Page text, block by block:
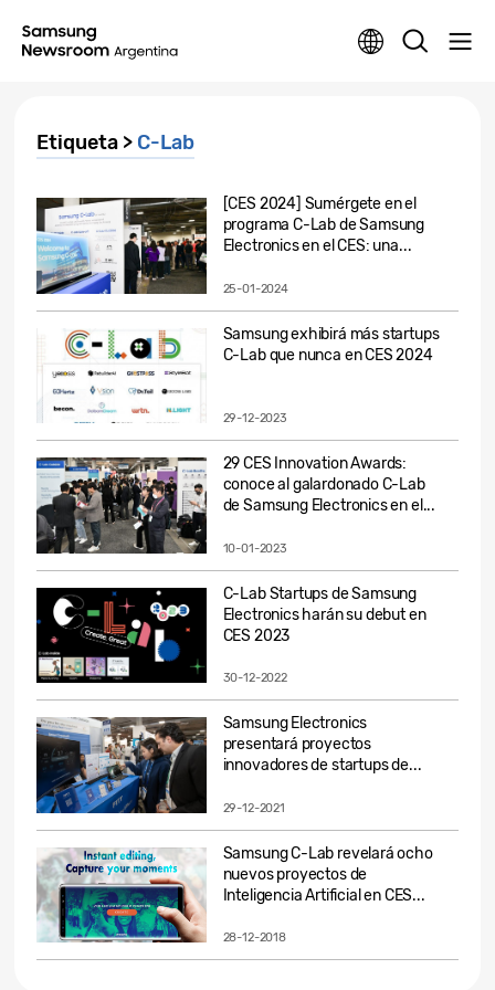
Etiqueta > C-Lab
[CES 2024] Sumérgete en el
programa C-Lab de Samsung
Electronics en el CES: una...
25-01-2024
Samsung exhibirá más startups
C-Lab que nunca en CES 2024
29-12-2023
29 CES Innovation Awards:
conoce al galardonado C-Lab
de Samsung Electronics en el...
10-01-2023
C-Lab Startups de Samsung
Electronics harán su debut en
CES 2023
30-12-2022
Samsung Electronics
presentará proyectos
innovadores de startups de...
29-12-2021
Samsung C-Lab revelará ocho
nuevos proyectos de
Inteligencia Artificial en CES...
28-12-2018